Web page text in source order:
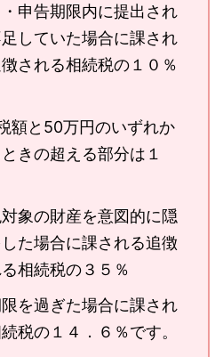
申告期限内に提出され
していた場合に課され
される相続税の１０％
額と50万円のいずれか
きの超える部分は１
象の財産を意図的に隠
た場合に課される追徴
相続税の３５％
を過ぎた場合に課され
税の１４．６％です。